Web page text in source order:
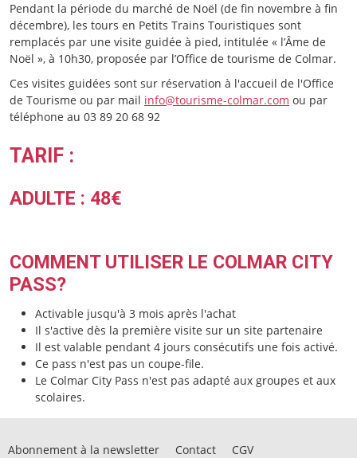
Pendant la période du marché de Noël (de fin novembre à fin
décembre), les tours en Petits Trains Touristiques sont
remplacés par une visite guidée à pied, intitulée « l’Âme de
Noël », à 10h30, proposée par l’Office de tourisme de Colmar.
Ces visites guidées sont sur réservation à l'accueil de l'Office
de Tourisme ou par mail info@tourisme-colmar.com ou par
téléphone au 03 89 20 68 92
TARIF :
ADULTE : 48€
COMMENT UTILISER LE COLMAR CITY
PASS?
Activable jusqu'à 3 mois après l'achat
Il s'active dès la première visite sur un site partenaire
Il est valable pendant 4 jours consécutifs une fois activé.
Ce pass n'est pas un coupe-file.
Le Colmar City Pass n'est pas adapté aux groupes et aux
scolaires.
Abonnement à la newsletter Contact CGV